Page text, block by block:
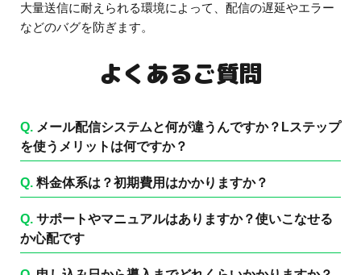
大量送信に耐えられる環境によって、配信の遅延やエラー
などのバグを防ぎます。
よくあるご質問
Q. メール配信システムと何が違うんですか？Lステップ
を使うメリットは何ですか？
Q. 料金体系は？初期費用はかかりますか？
Q. サポートやマニュアルはありますか？使いこなせる
か心配です